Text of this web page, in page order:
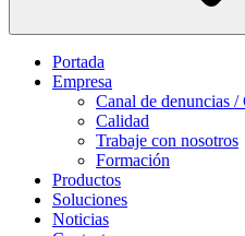
Portada
Empresa
Canal de denuncias /
Calidad
Trabaje con nosotros
Formación
Productos
Soluciones
Noticias